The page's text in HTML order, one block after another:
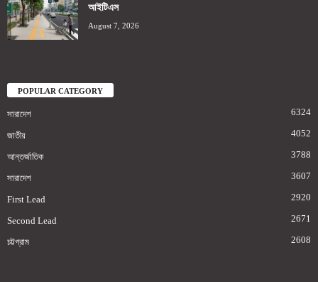
আইটিএস
August 7, 2026
POPULAR CATEGORY
সারাদেশ 6324
জাতীয় 4052
আন্তর্জাতিক 3788
সারাদেশ 3607
First Lead 2920
Second Lead 2671
চট্টগ্রাম 2608